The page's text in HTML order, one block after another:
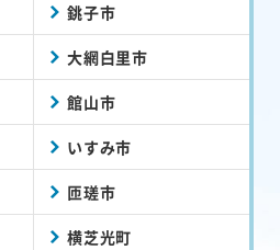
銚子市
大網白里市
館山市
いすみ市
匝瑳市
横芝光町